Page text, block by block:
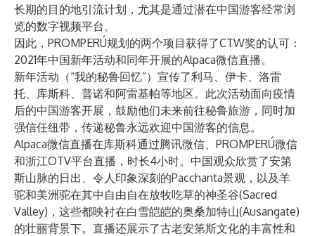
长期的目的地引流计划，尤其是通过潜在中国游客经常浏
览的数字视频平台。
因此，PROMPERÚ规划的两个项目获得了CTW奖的认可：
2021年中国新年活动和同年开展的Alpaca微信直播。
新年活动（“我的秘鲁回忆”）宣传了利马、伊卡、洛雷
托、库斯科、普诺和阿雷基帕等地区。此次活动面向疫情
后的中国游客开展，鼓励他们未来前往秘鲁旅游，同时加
强信任纽带，传递秘鲁永远欢迎中国游客的信息。
Alpaca微信直播在库斯科通过腾讯微信、PROMPERÚ微信
和浙江OTV平台直播，时长4小时。中国观众欣赏了安第
斯山脉的日出、令人印象深刻的Pacchanta景观，以及羊
驼和美洲驼在其中自由自在放牧吃草的神圣谷(Sacred
Valley)，这些都映衬在白雪皑皑的奥桑加特山(Ausangate)
的壮丽背景下。直播还展示了古老安第斯文化的丰富性和